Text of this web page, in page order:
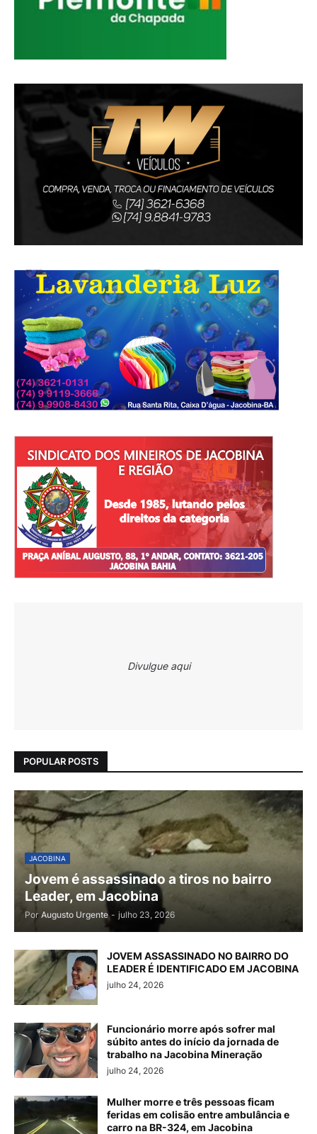
Divulgue aqui
POPULAR POSTS
JACOBINA
Jovem é assassinado a tiros no bairro
Leader, em Jacobina
Por Augusto Urgente - julho 23, 2026
JOVEM ASSASSINADO NO BAIRRO DO
LEADER É IDENTIFICADO EM JACOBINA
julho 24, 2026
Funcionário morre após sofrer mal
súbito antes do início da jornada de
trabalho na Jacobina Mineração
julho 24, 2026
Mulher morre e três pessoas ficam
feridas em colisão entre ambulância e
carro na BR-324, em Jacobina